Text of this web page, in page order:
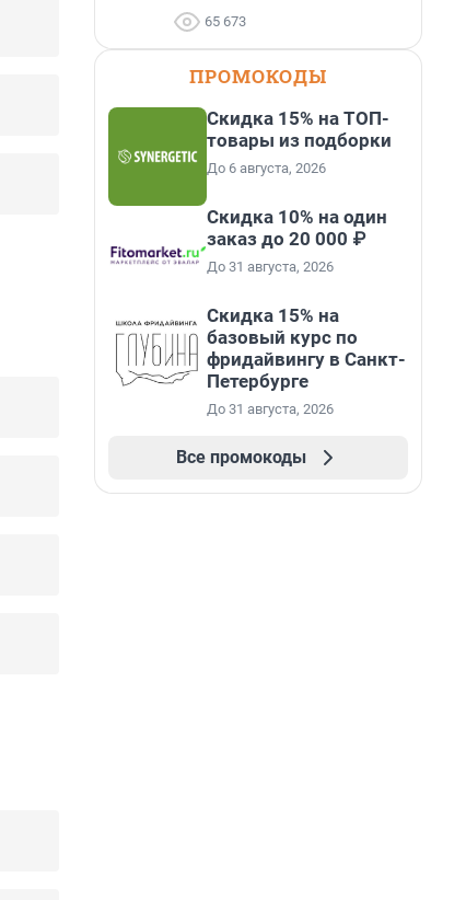
65 673
ПРОМОКОДЫ
Скидка 15% на ТОП-
товары из подборки
До 6 августа, 2026
Скидка 10% на один
заказ до 20 000 ₽
До 31 августа, 2026
Скидка 15% на
базовый курс по
фридайвингу в Санкт-
Петербурге
До 31 августа, 2026
Все промокоды